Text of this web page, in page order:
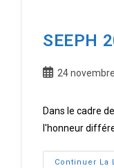
SEEPH
Publication
24
Dans le cadre
l'honneur
Continuer La